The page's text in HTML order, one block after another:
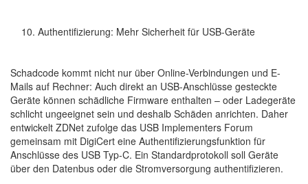
Authentifizierung: Mehr Sicherheit für USB-Geräte
Schadcode kommt nicht nur über Online-Verbindungen und E-
Mails auf Rechner: Auch direkt an USB-Anschlüsse gesteckte
Geräte können schädliche Firmware enthalten – oder Ladegeräte
schlicht ungeeignet sein und deshalb Schäden anrichten. Daher
entwickelt ZDNet zufolge das USB Implementers Forum
gemeinsam mit DigiCert eine Authentifizierungsfunktion für
Anschlüsse des USB Typ-C. Ein Standardprotokoll soll Geräte
über den Datenbus oder die Stromversorgung authentifizieren.